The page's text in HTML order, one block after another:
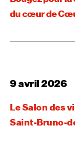
du cœur de
9 avril 2026
Le Salon des
Saint-Bruno-